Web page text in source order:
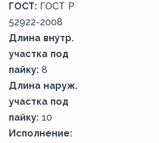
ГОСТ: ГОСТ Р
52922-2008
Длина внутр.
участка под
пайку: 8
Длина наруж.
участка под
пайку: 10
Исполнение: